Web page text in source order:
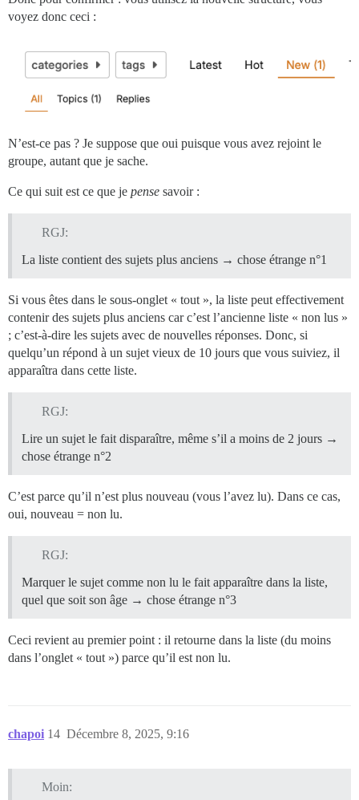
voyez donc ceci :
N’est-ce pas ? Je suppose que oui puisque vous avez rejoint le
groupe, autant que je sache.
Ce qui suit est ce que je pense savoir :
RGJ:
La liste contient des sujets plus anciens → chose étrange n°1
Si vous êtes dans le sous-onglet « tout », la liste peut effectivement
contenir des sujets plus anciens car c’est l’ancienne liste « non lus »
; c’est-à-dire les sujets avec de nouvelles réponses. Donc, si
quelqu’un répond à un sujet vieux de 10 jours que vous suiviez, il
apparaîtra dans cette liste.
RGJ:
Lire un sujet le fait disparaître, même s’il a moins de 2 jours →
chose étrange n°2
C’est parce qu’il n’est plus nouveau (vous l’avez lu). Dans ce cas,
oui, nouveau = non lu.
RGJ:
Marquer le sujet comme non lu le fait apparaître dans la liste,
quel que soit son âge → chose étrange n°3
Ceci revient au premier point : il retourne dans la liste (du moins
dans l’onglet « tout ») parce qu’il est non lu.
chapoi Décembre 8, 2025, 9:16
14
Moin: